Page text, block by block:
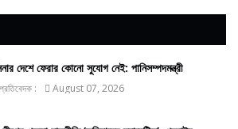
দেশে ফেরার কোনো সুযোগ নেই: পানিসম্পদমন্ত্রী
: August 07, 2026